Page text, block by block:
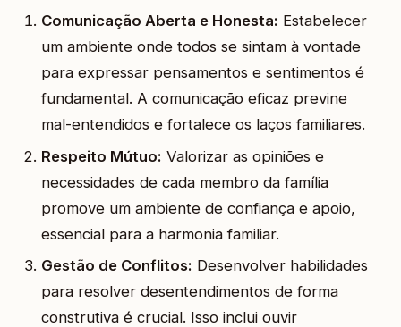
Comunicação Aberta e Honesta: Estabelecer
um ambiente onde todos se sintam à vontade
para expressar pensamentos e sentimentos é
fundamental. A comunicação eficaz previne
mal-entendidos e fortalece os laços familiares.
Respeito Mútuo: Valorizar as opiniões e
necessidades de cada membro da família
promove um ambiente de confiança e apoio,
essencial para a harmonia familiar.
Gestão de Conflitos: Desenvolver habilidades
para resolver desentendimentos de forma
construtiva é crucial. Isso inclui ouvir